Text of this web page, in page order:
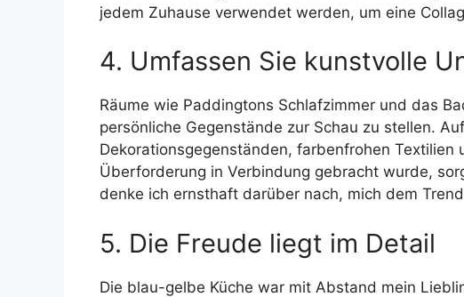
jedem Zuhause verwendet werden, um eine
4. Umfassen Sie kunstvolle
Räume wie Paddingtons Schlafzimmer und das
persönliche Gegenstände zur Schau zu stellen.
Dekorationsgegenständen, farbenfrohen
Überforderung in Verbindung gebracht wurde,
denke ich ernsthaft darüber nach, mich dem
5. Die Freude liegt im Detail
Die blau-gelbe Küche war mit Abstand mein